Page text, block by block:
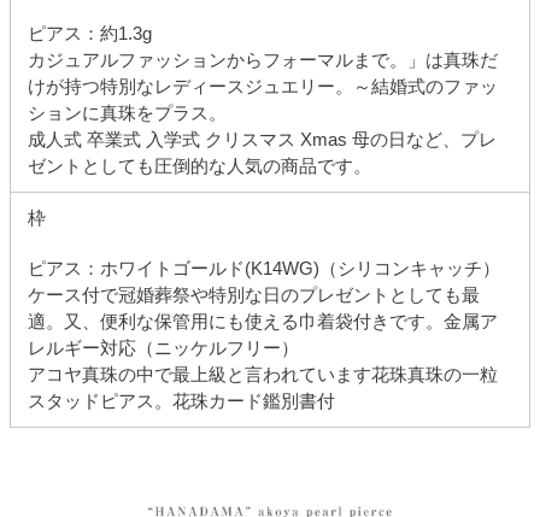
ピアス：約1.3g
カジュアルファッションからフォーマルまで。」は真珠だ
けが持つ特別なレディースジュエリー。～結婚式のファッ
ションに真珠をプラス。
成人式 卒業式 入学式 クリスマス Xmas 母の日など、プレ
ゼントとしても圧倒的な人気の商品です。
枠
ピアス：ホワイトゴールド(K14WG)（シリコンキャッチ）
ケース付で冠婚葬祭や特別な日のプレゼントとしても最
適。又、便利な保管用にも使える巾着袋付きです。金属ア
レルギー対応（ニッケルフリー）
アコヤ真珠の中で最上級と言われています花珠真珠の一粒
スタッドピアス。花珠カード鑑別書付